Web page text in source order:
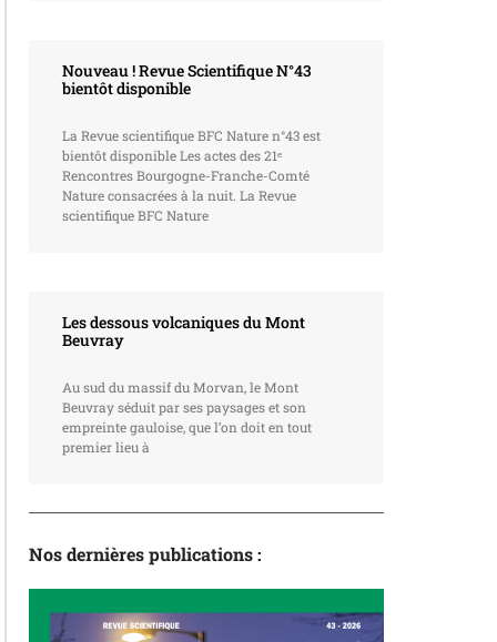
Nouveau ! Revue Scientifique N°43
bientôt disponible
La Revue scientifique BFC Nature n°43 est
bientôt disponible Les actes des 21ᵉ
Rencontres Bourgogne-Franche-Comté
Nature consacrées à la nuit. La Revue
scientifique BFC Nature
Les dessous volcaniques du Mont
Beuvray
Au sud du massif du Morvan, le Mont
Beuvray séduit par ses paysages et son
empreinte gauloise, que l’on doit en tout
premier lieu à
Nos dernières publications :